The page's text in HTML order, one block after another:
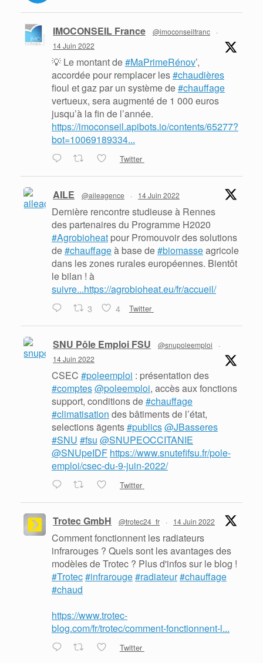
IMOCONSEIL France @imoconseilfranc
·
14 Juin 2022
💡 Le montant de#MaPrimeRénov’,
accordée pour remplacer les#chaudières
fioul et gaz par un système de#chauffage
vertueux, sera augmenté de 1 000 euros
jusqu’à la fin de l’année.
https://imoconseil.apibots.io/contents/65277?
bot=10069189334...
Twitter
AILE @aileagence · 14 Juin 2022
Dernière rencontre studieuse à Rennes
des partenaires du Programme H2020
#Agrobioheat pour Promouvoir des solutions
de#chauffageà base de#biomasseagricole
dans les zones rurales européennes. Bientôt
le bilan ! à
suivre...https://agrobioheat.eu/fr/accueil/
3 4 Twitter
SNU Pôle Emploi FSU @snupoleemploi
·
14 Juin 2022
CSEC #poleemploi : présentation des
#comptes@poleemploi, accès aux fonctions
support, conditions de#chauffage
#climatisation des bâtiments de l’état,
selections ãgents#publics@JBasseres
#SNU #fsu @SNUPEOCCITANIE
@SNUpeIDF https://www.snutefifsu.fr/pole-
emploi/csec-du-9-juin-2022/
Twitter
Trotec GmbH @trotec24_fr · 14 Juin 2022
Comment fonctionnent les radiateurs
infrarouges ? Quels sont les avantages des
modèles de Trotec ? Plus d'infos sur le blog !
#Trotec#infrarouge#radiateur#chauffage
#chaud
https://www.trotec-
blog.com/fr/trotec/comment-fonctionnent-l...
Twitter